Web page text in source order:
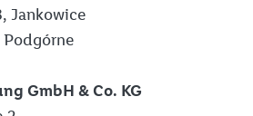
Jankowice
GmbH & Co. KG